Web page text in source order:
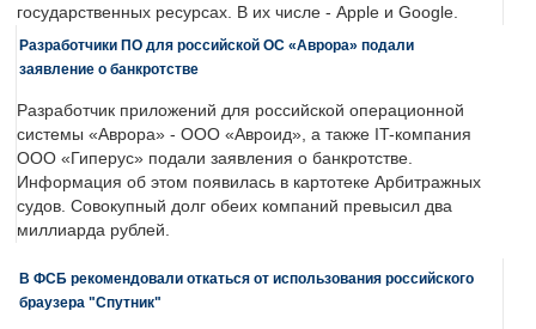
государственных ресурсах. В их числе - Apple и Google.
Разработчики ПО для российской ОС «Аврора» подали
заявление о банкротстве
Разработчик приложений для российской операционной
системы «Аврора» - ООО «Авроид», а также IT-компания
ООО «Гиперус» подали заявления о банкротстве.
Информация об этом появилась в картотеке Арбитражных
судов. Совокупный долг обеих компаний превысил два
миллиарда рублей.
В ФСБ рекомендовали откаться от использования российского
браузера "Спутник"